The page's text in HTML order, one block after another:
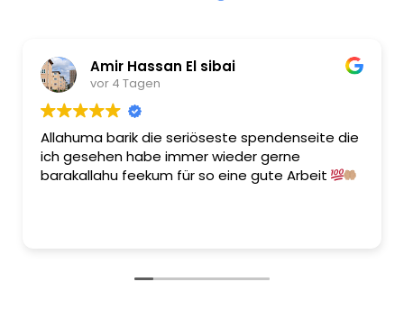
Amir Hassan El sibai
vor 4 Tagen
barik die seriöseste spendenseite die
habe immer wieder gerne
feekum für so eine gute Arbeit
Ich bin